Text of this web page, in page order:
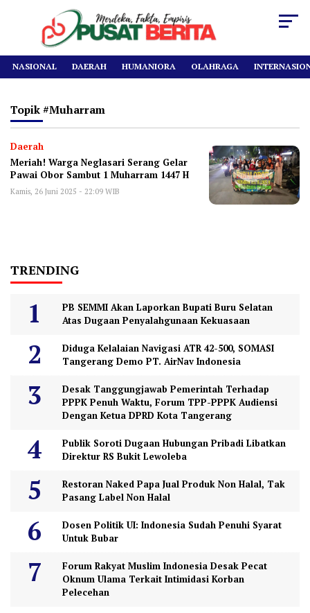
NASIONAL DAERAH HUMANIORA OLAHRAGA
Topik #muharram
Daerah
Meriah! Warga Neglasari Serang Gelar
Pawai Obor Sambut 1 Muharram 1447 H
Kamis, 26 Juni 2025 - 22:09 WIB
TRENDING
PB SEMMI Akan Laporkan Bupati Buru Selatan
Atas Dugaan Penyalahgunaan Kekuasaan
Diduga Kelalaian Navigasi ATR 42-500, SOMASI
Tangerang Demo PT. AirNav Indonesia
Desak Tanggungjawab Pemerintah Terhadap
PPPK Penuh Waktu, Forum TPP-PPPK Audiensi
Dengan Ketua DPRD Kota Tangerang
Publik Soroti Dugaan Hubungan Pribadi Libatkan
Direktur RS Bukit Lewoleba
Restoran Naked Papa Jual Produk Non Halal, Tak
Pasang Label Non Halal
Dosen Politik UI: Indonesia Sudah Penuhi Syarat
Untuk Bubar
Forum Rakyat Muslim Indonesia Desak Pecat
Oknum Ulama Terkait Intimidasi Korban
Pelecehan